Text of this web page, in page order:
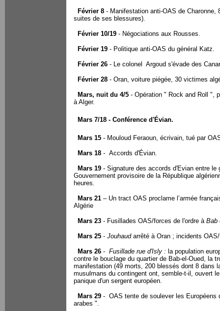
Février 8 - Manifestation anti-OAS de Charonne,
suites de ses blessures).
Février 10/19 - Négociations aux Rousses.
Février 19 - Politique anti-OAS du général Katz.
Février 26 - Le colonel Argoud s'évade des
Février 28 - Oran, voiture piégée, 30 victimes
Mars, nuit du 4/5 - Opération " Rock and Roll ",
à Alger.
Mars 7/18 - Conférence d'Évian.
Mars 15 - Mouloud Feraoun, écrivain, tué par
Mars 18 - Accords d'Évian.
Mars 19 - Signature des accords d'Evian entre le
Gouvernement provisoire de la République
heures.
Mars 21 – Un tract OAS proclame l’armée franç
Algérie
Mars 23 - Fusillades OAS/forces de l'ordre à Bab
Mars 25 - Jouhaudarrêté à Oran ; incidents
Mars 26 - Fusillade rue d'Isly : la population
contre le bouclage du quartier de Bab-el-Oued, la
manifestation (49 morts, 200 blessés dont 8 dans
musulmans du contingent ont, semble-t-il, ouvert
panique d'un sergent européen.
Mars 29 - OAS tente de soulever les
arabes ".